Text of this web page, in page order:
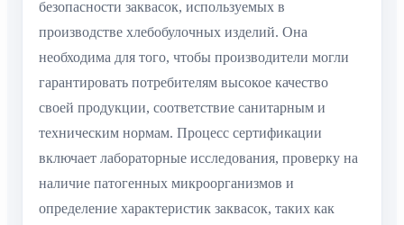
безопасности заквасок, используемых в
производстве хлебобулочных изделий. Она
необходима для того, чтобы производители могли
гарантировать потребителям высокое качество
своей продукции, соответствие санитарным и
техническим нормам. Процесс сертификации
включает лабораторные исследования, проверку на
наличие патогенных микроорганизмов и
определение характеристик заквасок, таких как